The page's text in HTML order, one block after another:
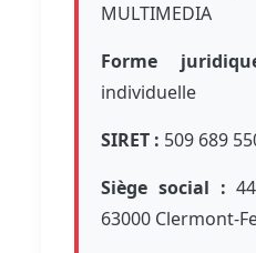
MULTIMEDIA
Forme
individuelle
SIRET : 509 689
Siège social :
63000 Clermont-